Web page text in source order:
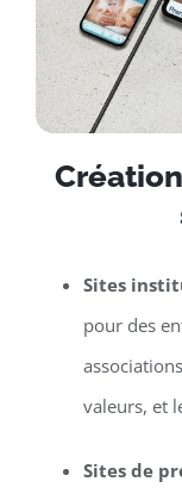
Sites
pour des
valeurs, et
Sites de